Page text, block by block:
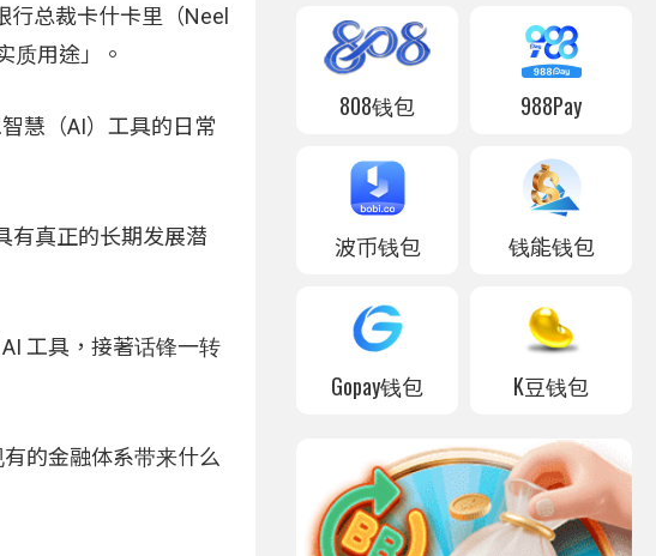
总裁卡什卡里（Neel
质用途」。
慧（AI）工具的日常
有真正的长期发展潜
工具，接著话锋一转
的金融体系带来什么
808钱包 988Pay
波币钱包 钱能钱包
Gopay钱包 K豆钱包